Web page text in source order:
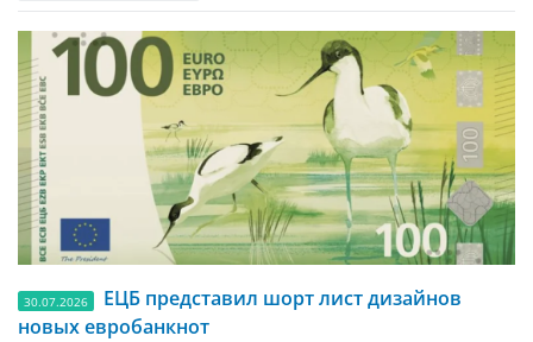
30.07.2026
ЕЦБ представил шорт лист дизайнов
новых евробанкнот